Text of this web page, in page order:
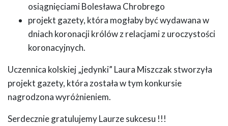
osiągnięciami Bolesława Chrobrego
projekt gazety, która mogłaby być wydawana w
dniach koronacji królów z relacjami z uroczystości
koronacyjnych.
Uczennica kolskiej „jedynki” Laura Miszczak stworzyła
projekt gazety, która została w tym konkursie
nagrodzona wyróżnieniem.
Serdecznie gratulujemy Laurze sukcesu !!!